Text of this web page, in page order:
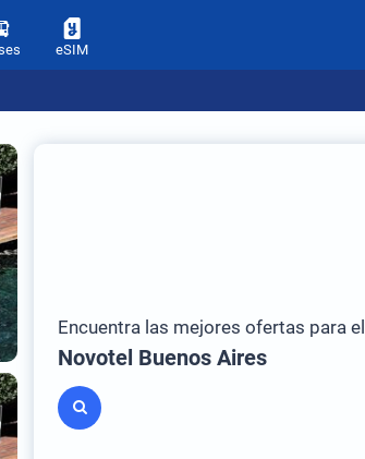
eSIM
Encuentra las mejores ofertas para el
Novotel Buenos Aires